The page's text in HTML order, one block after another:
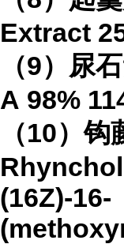
Extract
（9）尿
A 98%
（10）钩
(16Z)-16-